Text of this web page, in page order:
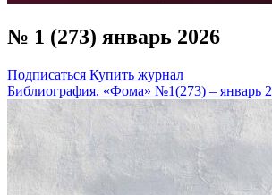
№ 1 (273) январь 2026
Подписаться Купить журнал
Библиография. «Фома» №1(273) – январь